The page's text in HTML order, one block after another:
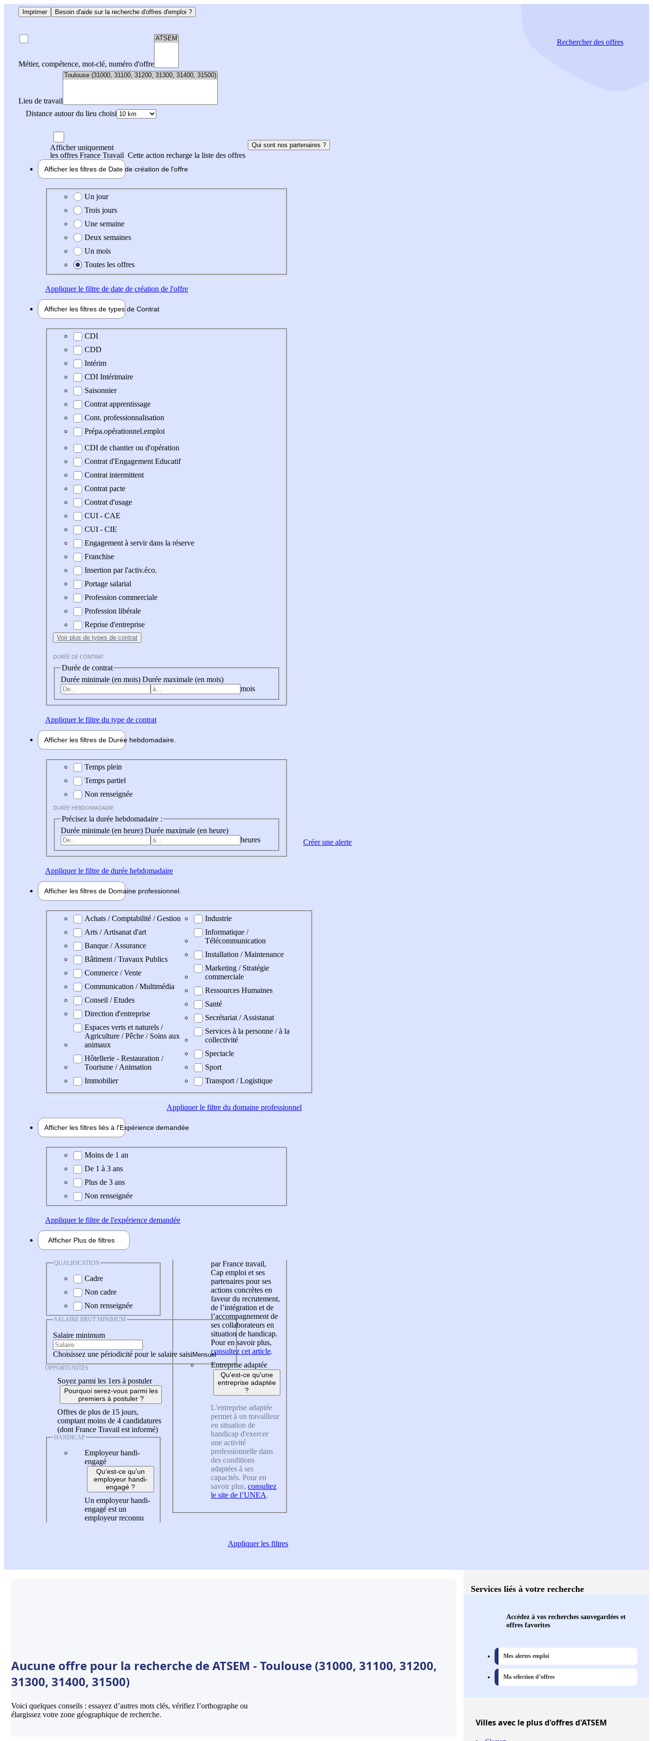
Imprimer Besoin d'aide sur la recherche d'offres d'emploi ?
Métier, compétence, mot-clé, numéro d'offre
Lieu de travail
Distance autour du lieu choisi
Rechercherdes offres
Afficher uniquement
les offres France Travail Cette action recharge la liste des offres
Qui sont nos partenaires ?
Afficher les filtres de Date de création de l'offre
Date de création de l'offre
Un jour
Trois jours
Une semaine
Deux semaines
Un mois
Toutes les offres
Appliquerle filtre de date de création de l'offre
Afficher les filtres de types de Contrat
Type de contrat
CDI
CDD
Intérim
CDI Intérimaire
Saisonnier
Contrat apprentissage
Cont. professionnalisation
Prépa.opérationnel.emploi
CDI de chantier ou d'opération
Contrat d'Engagement Educatif
Contrat intermittent
Contrat pacte
Contrat d'usage
CUI - CAE
CUI - CIE
Engagement à servir dans la réserve
Franchise
Insertion par l'activ.éco.
Portage salarial
Profession commerciale
Profession libérale
Reprise d'entreprise
Voir plus de types de contrat
DURÉE DE CONTRAT
Durée de contrat
Durée minimale (en mois) Durée maximale (en mois)
mois
Appliquerle filtre du type de contrat
Afficher les filtres de Durée hebdomadaire
Durée hebdomadaire
Temps plein
Temps partiel
Non renseignée
DURÉE HEBDOMADAIRE
Précisez la durée hebdomadaire :
Durée minimale (en heure) Durée maximale (en heure)
heures
Appliquerle filtre de durée hebdomadaire
Afficher les filtres de Domaine professionnel
Domaine professionel
Achats / Comptabilité / Gestion
Arts / Artisanat d'art
Banque / Assurance
Bâtiment / Travaux Publics
Commerce / Vente
Communication / Multimédia
Conseil / Etudes
Direction d'entreprise
Espaces verts et naturels /
Agriculture / Pêche / Soins aux
animaux
Hôtellerie - Restauration /
Tourisme / Animation
Immobilier
Industrie
Informatique /
Télécommunication
Installation / Maintenance
Marketing / Stratégie
commerciale
Ressources Humaines
Santé
Secrétariat / Assistanat
Services à la personne / à la
collectivité
Spectacle
Sport
Transport / Logistique
Appliquerle filtre du domaine professionnel
Afficher les filtres liés à l'Expérience demandée
Expérience demandée
Moins de 1 an
De 1 à 3 ans
Plus de 3 ans
Non renseignée
Appliquerle filtre de l'expérience demandée
Afficher Plus de filtres
QUALIFICATION
Cadre
Non cadre
Non renseignée
SALAIRE BRUT MINIMUM
Salaire minimum
Choisissez une périodicité pour le salaire saisi
OPPORTUNITÉS
Soyez parmi les 1ers à postuler
Pourquoi serez-vous parmi les
premiers à postuler ?
Offres de plus de 15 jours,
comptant moins de 4 candidatures
(dont France Travail est informé)
HANDICAP
Employeur handi-
engagé
Qu'est-ce qu'un
employeur handi-
engagé ?
Un employeur handi-
engagé est un
employeur reconnu
par France travail,
Cap emploi et ses
partenaires pour ses
actions concrètes en
faveur du recrutement,
de l’intégration et de
l’accompagnement de
ses collaborateurs en
situation de handicap.
Pour en savoir plus,
consultez cet article.
Entreprise adaptée
Qu'est-ce qu'une
entreprise adaptée
?
L'entreprise adaptée
permet à un travailleur
en situation de
handicap d'exercer
une activité
professionnelle dans
des conditions
adaptées à ses
capacités. Pour en
savoir plus, consultez
le site de l’UNEA.
Appliquerles filtres
Créer une alerte
Aucune offre pour la recherche de ATSEM - Toulouse (31000, 31100, 31200,
31300, 31400, 31500)
Voici quelques conseils : essayez d’autres mots clés, vérifiez l’orthographe ou
élargissez votre zone géographique de recherche.
Services liés à votre recherche
Accédez à vos recherches sauvegardées et
offres favorites
Mes alertes emploi
Ma sélection d’offres
Villesavec le plus d'offres d'ATSEM